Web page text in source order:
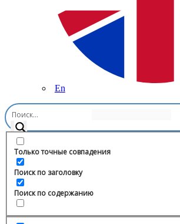
En
Только точные совпадения
Поиск по заголовку
Поиск по содержанию
Главная